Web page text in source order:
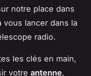
notre place dans
vous lancer dans la
radio.
les clés en main,
votre antenne,